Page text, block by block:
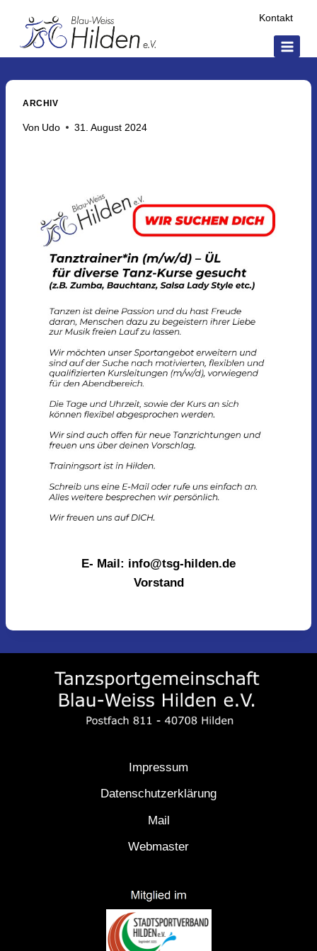
Kontakt
ARCHIV
Von Udo 31. August 2024
E- Mail: info@tsg-hilden.de
Vorstand
Impressum
Datenschutzerklärung
Mail
Webmaster